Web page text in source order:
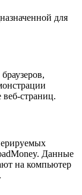
для
страниц.
Данные
на компьютер